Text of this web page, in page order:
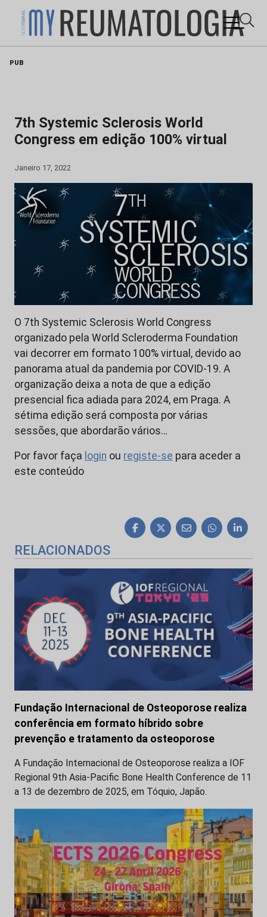
PUB
7th Systemic Sclerosis World
Congress em edição 100% virtual
Janeiro 17, 2022
O 7th Systemic Sclerosis World Congress
organizado pela World Scleroderma Foundation
vai decorrer em formato 100% virtual, devido ao
panorama atual da pandemia por COVID-19. A
organização deixa a nota de que a edição
presencial fica adiada para 2024, em Praga. A
sétima edição será composta por várias
sessões, que abordarão vários…
Por favor faça login ou registe-se para aceder a
este conteúdo
RELACIONADOS
Fundação Internacional de Osteoporose realiza
conferência em formato híbrido sobre
prevenção e tratamento da osteoporose
A Fundação Internacional de Osteoporose realiza a IOF
Regional 9th Asia-Pacific Bone Health Conference de 11
a 13 de dezembro de 2025, em Tóquio, Japão.